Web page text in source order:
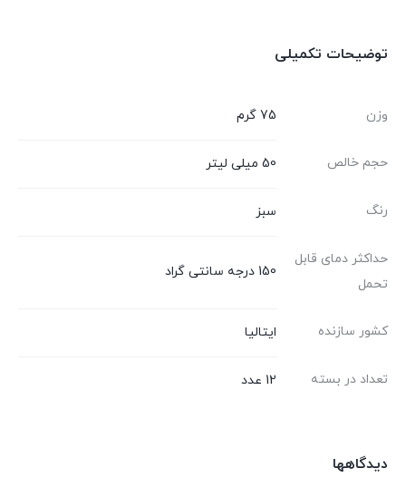
توضیحات تکمیلی
وزن 75 گرم
حجم خالص 50 میلی لیتر
رنگ سبز
حداکثر دمای قابل
تحمل
150 درجه سانتی گراد
کشور سازنده ایتالیا
تعداد در بسته 12 عدد
دیدگاهها